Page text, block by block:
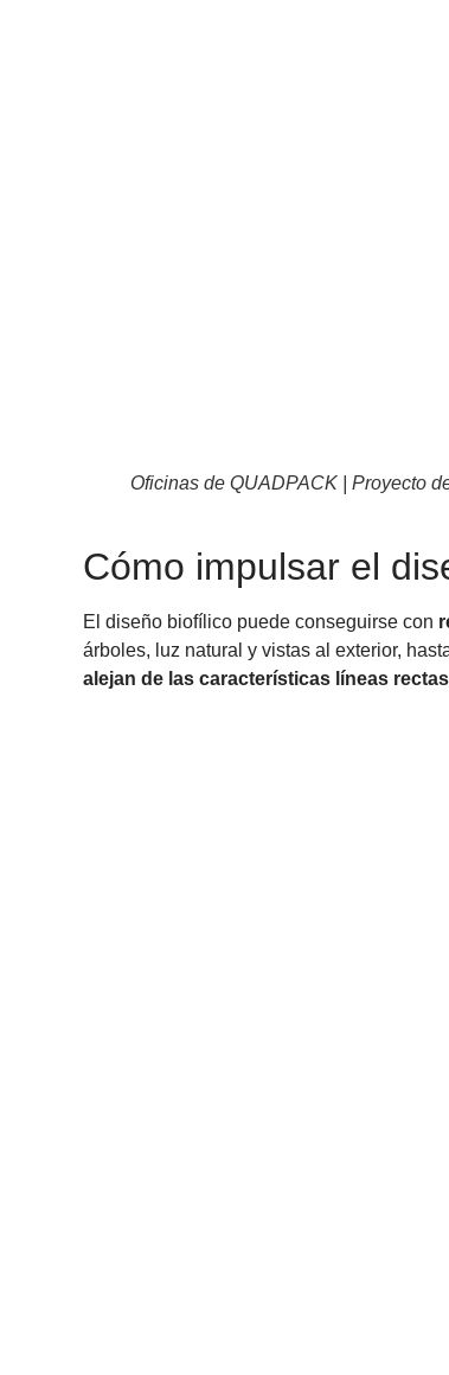
Oficinas de QUADPACK | Proyecto
Cómo impulsar el
El diseño biofílico puede conseguirse con
árboles, luz natural y vistas al exterior,
alejan de las características líneas